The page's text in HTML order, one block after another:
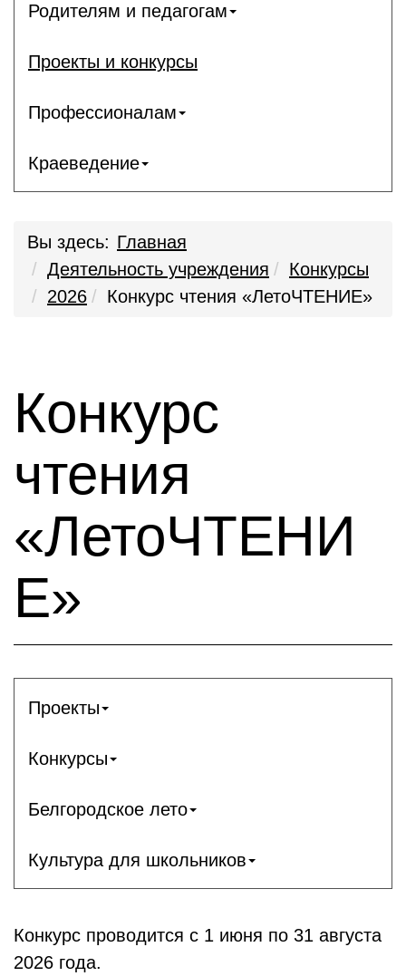
Родителям и педагогам
Проекты и конкурсы
Профессионалам
Краеведение
Вы здесь: Главная
Деятельность учреждения
Конкурсы
2026
Конкурс чтения «ЛетоЧТЕНИЕ»
Конкурс
чтения
«ЛетоЧТЕНИ
Е»
Проекты
Конкурсы
Белгородское лето
Культура для школьников
Конкурс проводится с 1 июня по 31 августа
2026 года.